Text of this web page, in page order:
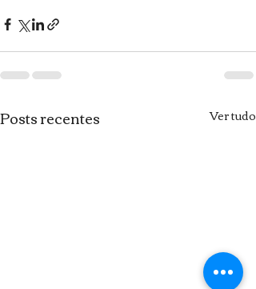
Posts recentes Ver tudo